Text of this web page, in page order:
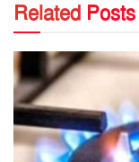
Related Posts